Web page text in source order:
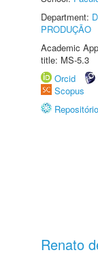
Department:
PRODUÇÃO
Academic
title: MS-5.3
Orcid
Scopus
Renato